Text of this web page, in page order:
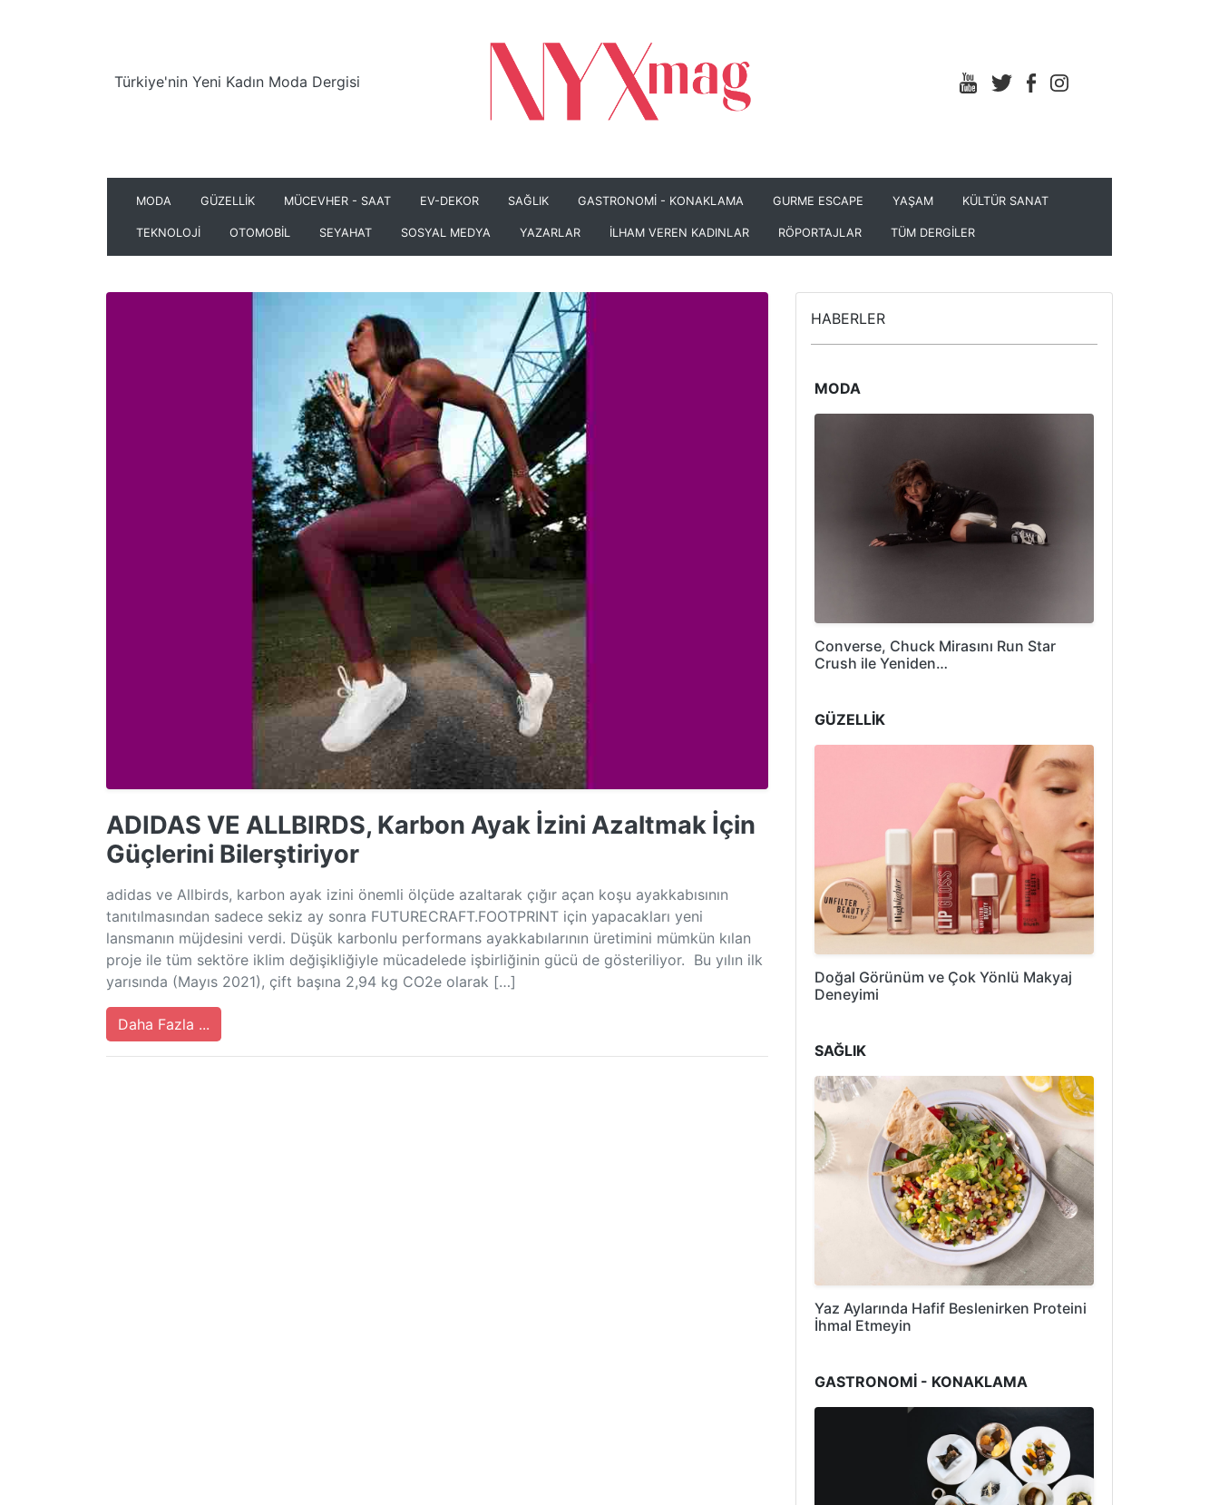
Türkiye'nin Yeni Kadın Moda Dergisi
MODA GÜZELLİK MÜCEVHER - SAAT EV-DEKOR SAĞLIK GASTRONOMİ - KONAKLAMA GURME ESCAPE YAŞAM KÜLTÜR SANAT
TEKNOLOJİ OTOMOBİL SEYAHAT SOSYAL MEDYA YAZARLAR İLHAM VEREN KADINLAR RÖPORTAJLAR TÜM DERGİLER
ADIDAS VE ALLBIRDS, Karbon Ayak İzini Azaltmak İçin
Güçlerini Bilerştiriyor
adidas ve Allbirds, karbon ayak izini önemli ölçüde azaltarak çığır açan koşu ayakkabısının
tanıtılmasından sadece sekiz ay sonra FUTURECRAFT.FOOTPRINT için yapacakları yeni
lansmanın müjdesini verdi. Düşük karbonlu performans ayakkabılarının üretimini mümkün kılan
proje ile tüm sektöre iklim değişikliğiyle mücadelede işbirliğinin gücü de gösteriliyor. Bu yılın ilk
yarısında (Mayıs 2021), çift başına 2,94 kg CO2e olarak […]
Daha Fazla ...
HABERLER
MODA
Converse, Chuck Mirasını Run Star
Crush ile Yeniden…
GÜZELLİK
Doğal Görünüm ve Çok Yönlü Makyaj
Deneyimi
SAĞLIK
Yaz Aylarında Hafif Beslenirken Proteini
İhmal Etmeyin
GASTRONOMİ - KONAKLAMA